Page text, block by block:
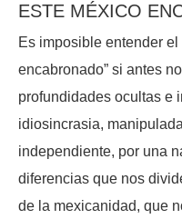
ESTE MÉXICO
Es imposible entender
encabronado” si antes
profundidades ocultas e
idiosincrasia,
independiente, por una
diferencias que nos
de la mexicanidad, que